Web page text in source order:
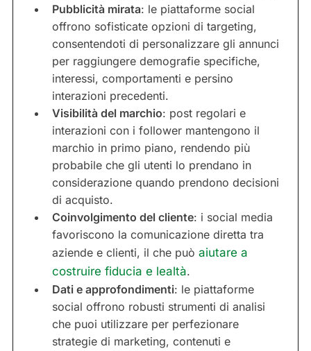
Pubblicità mirata: le piattaforme social
offrono sofisticate opzioni di targeting,
consentendoti di personalizzare gli annunci
per raggiungere demografie specifiche,
interessi, comportamenti e persino
interazioni precedenti.
Visibilità del marchio: post regolari e
interazioni con i follower mantengono il
marchio in primo piano, rendendo più
probabile che gli utenti lo prendano in
considerazione quando prendono decisioni
di acquisto.
Coinvolgimento del cliente: i social media
favoriscono la comunicazione diretta tra
aziende e clienti, il che può aiutare a
costruire fiducia e lealtà.
Dati e approfondimenti: le piattaforme
social offrono robusti strumenti di analisi
che puoi utilizzare per perfezionare
strategie di marketing, contenuti e